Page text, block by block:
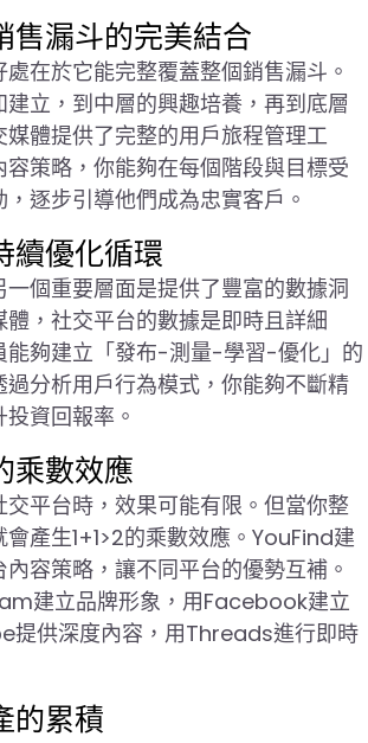
售漏斗的完美結合
在於它能完整覆蓋整個銷售漏斗。
立，到中層的興趣培養，再到底層
體提供了完整的用戶旅程管理工
策略，你能夠在每個階段與目標受
逐步引導他們成為忠實客戶。
續優化循環
個重要層面是提供了豐富的數據洞
，社交平台的數據是即時且詳細
能夠建立「發布-測量-學習-優化」的
分析用戶行為模式，你能夠不斷精
資回報率。
乘數效應
交平台時，效果可能有限。但當你整
產生1+1>2的乘數效應。YouFind建
容策略，讓不同平台的優勢互補。
建立品牌形象，用Facebook建立
提供深度內容，用Threads進行即時
的累積